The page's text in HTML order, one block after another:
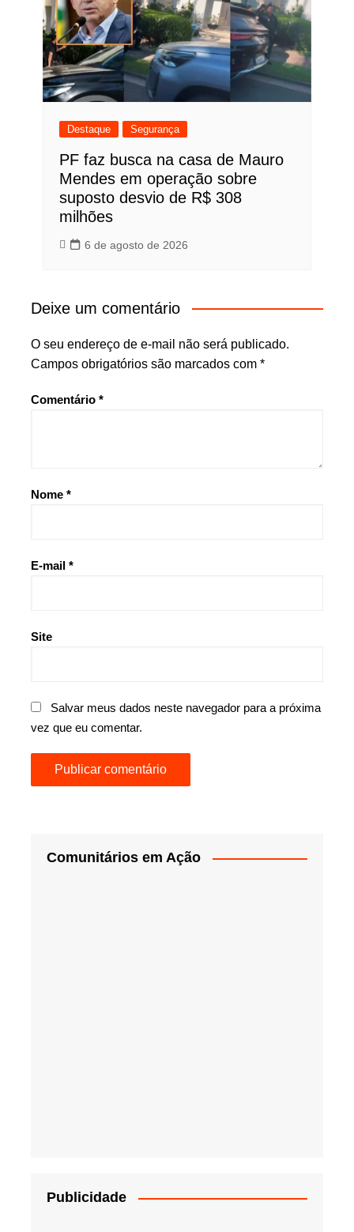
Destaque Segurança
PF faz busca na casa de Mauro
Mendes em operação sobre
suposto desvio de R$ 308
milhões
6 de agosto de 2026
Deixe um comentário
O seu endereço de e-mail não será publicado.
Campos obrigatórios são marcados com *
Comentário *
Nome *
E-mail *
Site
Salvar meus dados neste navegador para a próxima
vez que eu comentar.
Comunitários em Ação
Publicidade